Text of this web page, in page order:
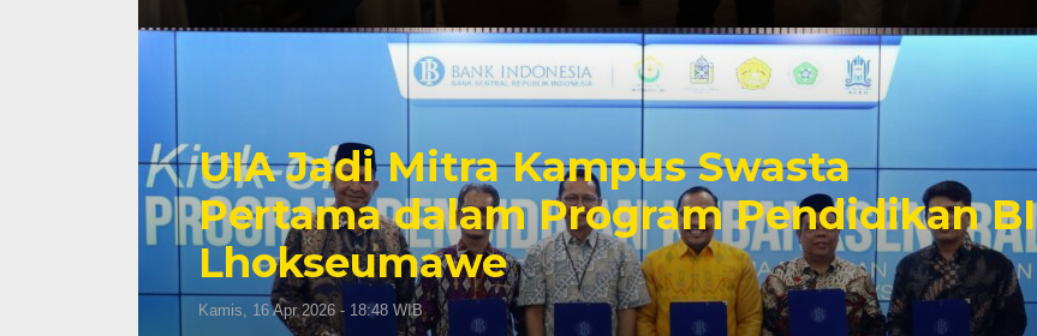
UIA Jadi Mitra Kampus Swasta
Pertama dalam Program Pendidikan BI
Lhokseumawe
Kamis, 16 Apr 2026 - 18:48 WIB